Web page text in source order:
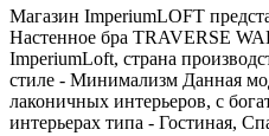
Магазин ImperiumLOFT
Настенное бра TRAVERSE
ImperiumLoft, страна
стиле - Минимализм Данная
лаконичных интерьеров, с
интерьерах типа - Гостиная,